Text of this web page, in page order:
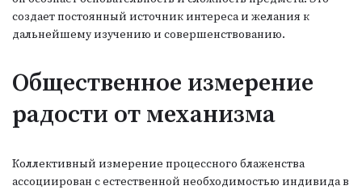
создает постоянный источник интереса и желания к
дальнейшему изучению и совершенствованию.
Общественное измерение
радости от механизма
Коллективный измерение процессного блаженства
ассоциирован с естественной необходимостью индивида в